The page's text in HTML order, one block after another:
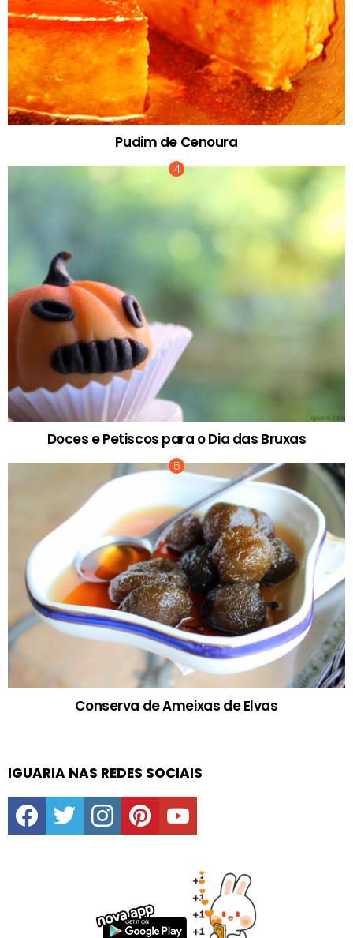
Pudim de Cenoura
Doces e Petiscos para o Dia das Bruxas
Conserva de Ameixas de Elvas
IGUARIA NAS REDES SOCIAIS
facebooktwitter instagrampinterestyoutube